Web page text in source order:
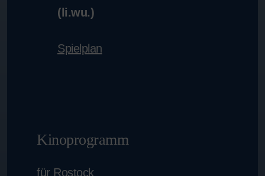
(li.wu.)
Spielplan
Kinoprogramm
für Rostock